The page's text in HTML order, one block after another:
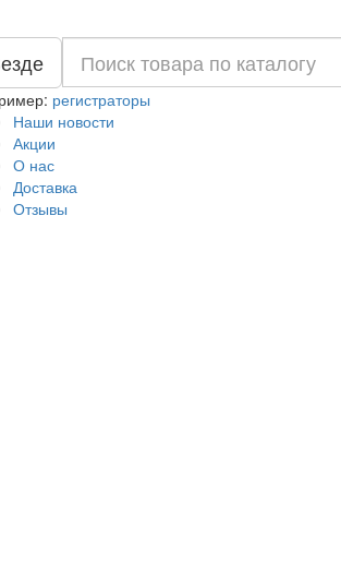
регистраторы
Наши новости
Акции
О нас
Доставка
Отзывы